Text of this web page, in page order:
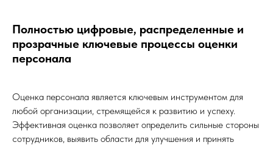
Полностью цифровые, распределенные и
прозрачные ключевые процессы оценки
персонала
Оценка персонала является ключевым инструментом для
любой организации, стремящейся к развитию и успеху.
Эффективная оценка позволяет определить сильные стороны
сотрудников, выявить области для улучшения и принять